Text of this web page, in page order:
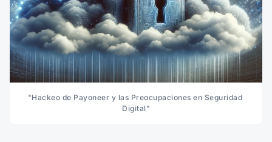
"Hackeo de Payoneer y las Preocupaciones en Seguridad
Digital"